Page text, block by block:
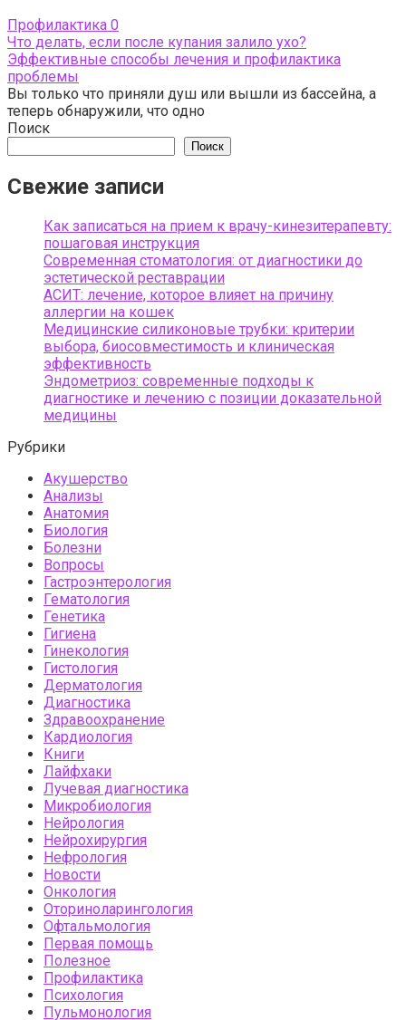
Профилактика 0
Что делать, если после купания залило ухо?
Эффективные способы лечения и профилактика
проблемы
Вы только что приняли душ или вышли из бассейна, а
теперь обнаружили, что одно
Поиск
Поиск
Свежие записи
Как записаться на прием к врачу-кинезитерапевту:
пошаговая инструкция
Современная стоматология: от диагностики до
эстетической реставрации
АСИТ: лечение, которое влияет на причину
аллергии на кошек
Медицинские силиконовые трубки: критерии
выбора, биосовместимость и клиническая
эффективность
Эндометриоз: современные подходы к
диагностике и лечению с позиции доказательной
медицины
Рубрики
Акушерство
Анализы
Анатомия
Биология
Болезни
Вопросы
Гастроэнтерология
Гематология
Генетика
Гигиена
Гинекология
Гистология
Дерматология
Диагностика
Здравоохранение
Кардиология
Книги
Лайфхаки
Лучевая диагностика
Микробиология
Нейрология
Нейрохирургия
Нефрология
Новости
Онкология
Оториноларингология
Офтальмология
Первая помощь
Полезное
Профилактика
Психология
Пульмонология